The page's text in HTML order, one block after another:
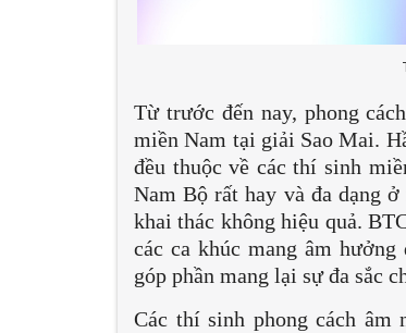
Từ trước đến nay, phong
miền Nam tại giải Sao Mai.
đều thuộc về các thí sinh
Nam Bộ rất hay và đa dạng
khai thác không hiệu quả.
các ca khúc mang âm
góp phần mang lại sự đa sắc
Các thí sinh phong cách âm